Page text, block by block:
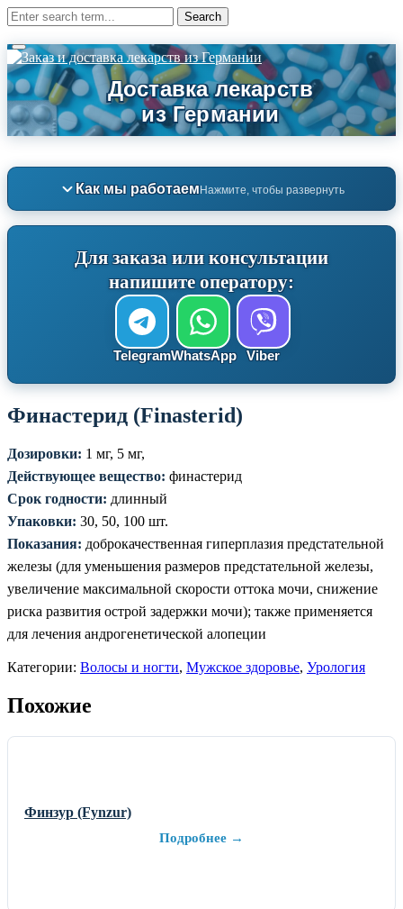
Как мы работаемНажмите, чтобы развернуть
Для заказа или консультации
напишите оператору:
TelegramWhatsApp Viber
Финастерид (Finasterid)
Дозировки: 1 мг, 5 мг,
Действующее вещество: финастерид
Срок годности: длинный
Упаковки: 30, 50, 100 шт.
Показания: доброкачественная гиперплазия предстательной
железы (для уменьшения размеров предстательной железы,
увеличение максимальной скорости оттока мочи, снижение
риска развития острой задержки мочи); также применяется
для лечения андрогенетической алопеции
Категории: Волосы и ногти, Мужское здоровье, Урология
Похожие
Финзур (Fynzur)
Подробнее →